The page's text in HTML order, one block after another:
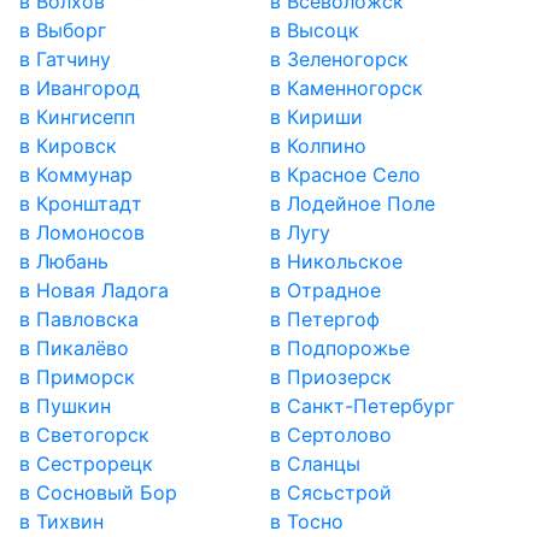
в Выборг
в Высоцк
в Гатчину
в Зеленогорск
в Ивангород
в Каменногорск
в Кингисепп
в Кириши
в Кировск
в Колпино
в Коммунар
в Красное Село
в Кронштадт
в Лодейное Поле
в Ломоносов
в Лугу
в Любань
в Никольское
в Новая Ладога
в Отрадное
в Павловска
в Петергоф
в Пикалёво
в Подпорожье
в Приморск
в Приозерск
в Пушкин
в Санкт-Петербург
в Светогорск
в Сертолово
в Сестрорецк
в Сланцы
в Сосновый Бор
в Сясьстрой
в Тихвин
в Тосно